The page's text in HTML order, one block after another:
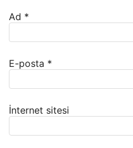
Ad *
E-posta *
İnternet sitesi